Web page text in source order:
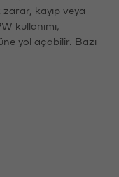
kayıp veya
kullanımı,
yol açabilir. Bazı